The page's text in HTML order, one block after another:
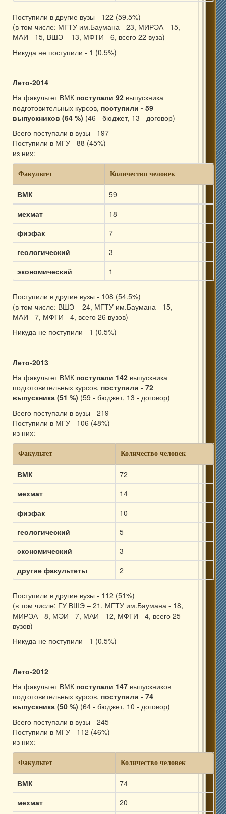
Поступили в другие вузы - 122 (59.5%)
(в том числе: МГТУ им.Баумана - 23, МИРЭА - 15,
МАИ - 15, ВШЭ – 13, МФТИ - 6, всего 22 вуза)
Никуда не поступили - 1 (0.5%)
Лето-2014
На факультет ВМК поступали 92 выпускника
подготовительных курсов, поступили - 59
выпускников (64 %) (46 - бюджет, 13 - договор)
Всего поступали в вузы - 197
Поступили в МГУ - 88 (45%)
из них:
Факультет Количество человек
ВМК
59
мехмат
18
физфак
7
геологический
3
экономический
1
Поступили в другие вузы - 108 (54.5%)
(в том числе: ВШЭ – 24, МГТУ им.Баумана - 15,
МАИ - 7, МФТИ - 4, всего 26 вузов)
Никуда не поступили - 1 (0.5%)
Лето-2013
На факультет ВМК поступали 142 выпускника
подготовительных курсов, поступили - 72
выпускника (51 %) (59 - бюджет, 13 - договор)
Всего поступали в вузы - 219
Поступили в МГУ - 106 (48%)
из них:
Факультет Количество человек
ВМК
72
мехмат
14
физфак
10
геологический
5
экономический
3
другие факультеты
2
Поступили в другие вузы - 112 (51%)
(в том числе: ГУ ВШЭ – 21, МГТУ им.Баумана - 18,
МИРЭА - 8, МЭИ - 7, МАИ - 12, МФТИ - 4, всего 25
вузов)
Никуда не поступили - 1 (0.5%)
Лето-2012
На факультет ВМК поступали 147 выпускников
подготовительных курсов, поступили - 74
выпускника (50 %) (64 - бюджет, 10 - договор)
Всего поступали в вузы - 245
Поступили в МГУ - 112 (46%)
из них:
Факультет Количество человек
ВМК
74
мехмат
20